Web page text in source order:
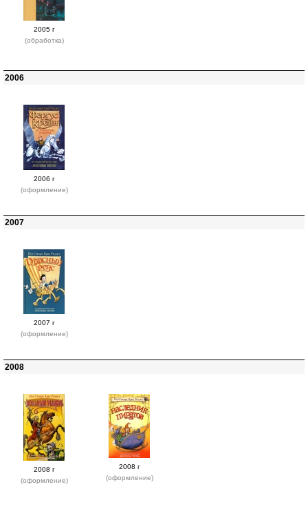
2005 г
(обработка)
2006
2006 г
(оформление)
2007
2007 г
(оформление)
2008
2008 г
(оформление)
2008 г
(оформление)